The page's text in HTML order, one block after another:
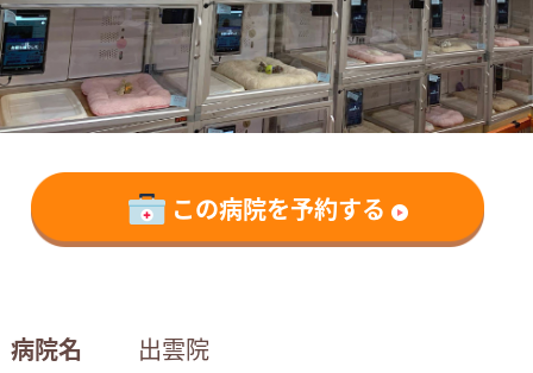
この病院を予約する
病院名 出雲院